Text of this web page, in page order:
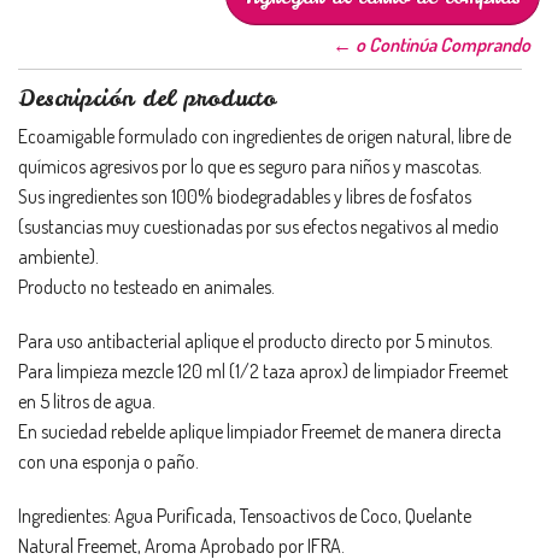
← o Continúa Comprando
Descripción del producto
Ecoamigable formulado con ingredientes de origen natural, libre de
químicos agresivos por lo que es seguro para niños y mascotas.
Sus ingredientes son 100% biodegradables y libres de fosfatos
(sustancias muy cuestionadas por sus efectos negativos al medio
ambiente).
Producto no testeado en animales.
Para uso antibacterial aplique el producto directo por 5 minutos.
Para limpieza mezcle 120 ml (1/2 taza aprox) de limpiador Freemet
en 5 litros de agua.
En suciedad rebelde aplique limpiador Freemet de manera directa
con una esponja o paño.
Ingredientes: Agua Purificada, Tensoactivos de Coco, Quelante
Natural Freemet, Aroma Aprobado por IFRA.